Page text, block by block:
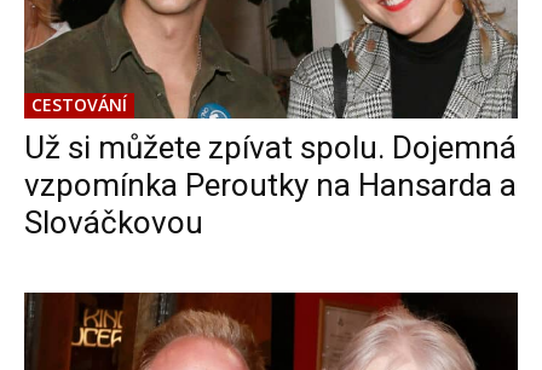
CESTOVÁNÍ
Už si můžete zpívat spolu. Dojemná
vzpomínka Peroutky na Hansarda a
Slováčkovou